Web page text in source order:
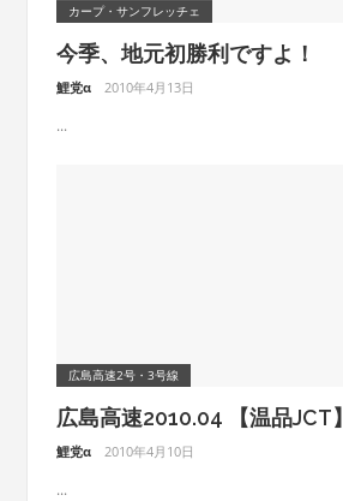
カープ・サンフレッチェ
今季、地元初勝利ですよ！
鯉党α 2010年4月13日
...
広島高速2号・3号線
広島高速2010.04 【温品JCT】
鯉党α 2010年4月10日
...